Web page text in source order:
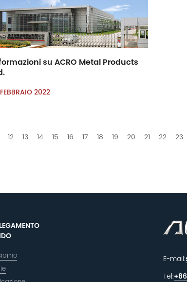
su ACRO Metal Products
2022
12 13 14 15 16 17 18 19 20 21 22 23
E-mail:
Tel: